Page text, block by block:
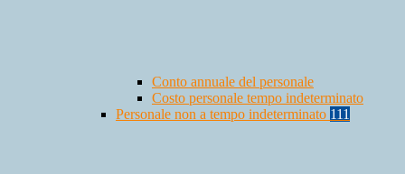
Conto annuale del personale
Costo personale tempo indeterminato
Personale non a tempo indeterminato 111